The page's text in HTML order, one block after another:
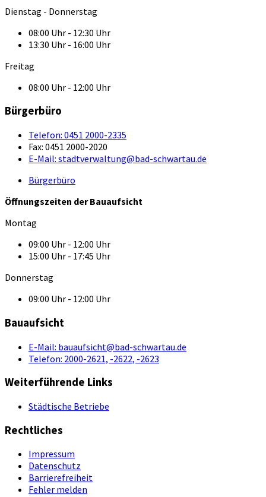
Dienstag - Donnerstag
08:00 Uhr - 12:30 Uhr
13:30 Uhr - 16:00 Uhr
Freitag
08:00 Uhr - 12:00 Uhr
Bürgerbüro
Telefon: 0451 2000-2335
Fax: 0451 2000-2020
E-Mail: stadtverwaltung@bad-schwartau.de
Bürgerbüro
Öffnungszeiten der Bauaufsicht
Montag
09:00 Uhr - 12:00 Uhr
15:00 Uhr - 17:45 Uhr
Donnerstag
09:00 Uhr - 12:00 Uhr
Bauaufsicht
E-Mail: bauaufsicht@bad-schwartau.de
Telefon: 2000-2621, -2622, -2623
Weiterführende Links
Städtische Betriebe
Rechtliches
Impressum
Datenschutz
Barrierefreiheit
Fehler melden